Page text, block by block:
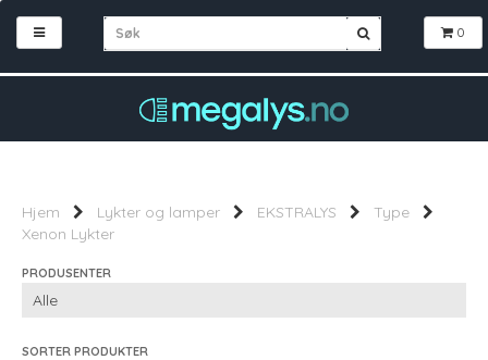
0
Hjem Lykter og lamper EKSTRALYS
Type
Xenon Lykter
PRODUSENTER
SORTER PRODUKTER